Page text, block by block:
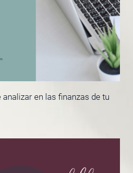
en las finanzas de tu